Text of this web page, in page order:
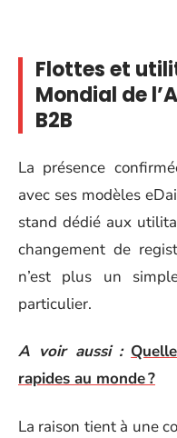
Flottes et
Mondial de
B2B
La présence
avec ses modèles
stand dédié aux
changement de
n’est plus un
particulier.
A voir aussi :
rapides au monde ?
La raison tient à une